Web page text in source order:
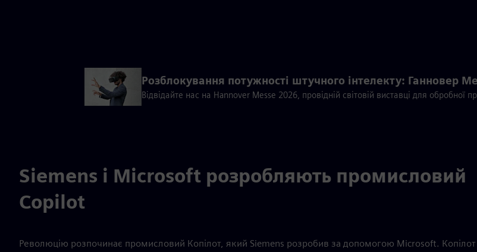
Розблокування потужності штучного інтелекту: Ганновер
Відвідайте нас на Hannover Messe 2026, провідній світовій виставці для обробної
Siemens і Microsoft розробляють промисловий
Copilot
Революцію розпочинає промисловий Копілот, який Siemens розробив за допомогою Microsoft.